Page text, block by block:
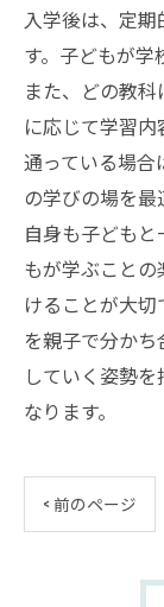
入学後は、定
す。子どもが学
また、どの教
に応じて学習
通っている場合
の学びの場を
自身も子ども
もが学ぶこと
けることが大
を親子で分か
していく姿勢
なります。
< 前のページ